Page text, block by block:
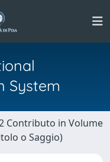
System
Contributo in Volume
o Saggio)